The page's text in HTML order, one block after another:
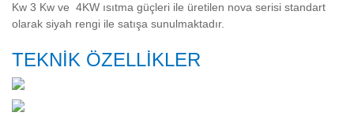
Kw 3 Kw ve 4KW ısıtma güçleri ile üretilen nova serisi standart
olarak siyah rengi ile satışa sunulmaktadır.
TEKNİK ÖZELLİKLER